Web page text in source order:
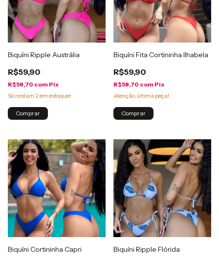
Biquíni Ripple Austrália
R$59,90
R$58,70 com Pix
Só restam 2em estoque!
Comprar
Biquíni Fita Cortininha Ilhabela
R$59,90
R$58,70 com Pix
Atenção, última peça!
Comprar
Biquíni Cortininha Capri Biquíni Ripple Flórida